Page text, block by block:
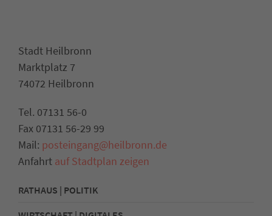
Stadt Heilbronn
Marktplatz 7
74072 Heilbronn
Tel. 07131 56-0
Fax 07131 56-29 99
Mail: posteingang@heilbronn.de
Anfahrt auf Stadtplan zeigen
RATHAUS | POLITIK